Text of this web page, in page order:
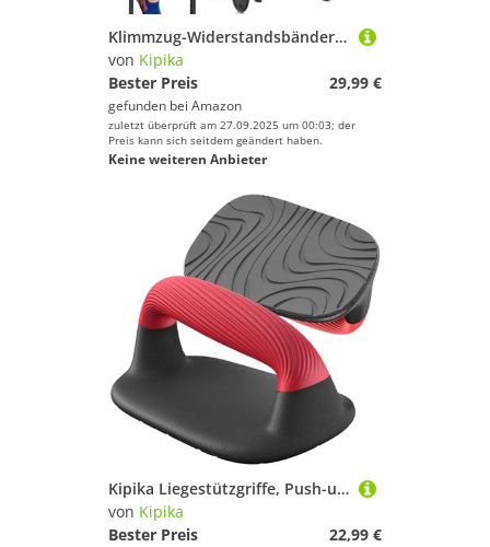
Klimmzug-Widerstandsbänder-Griffe, rutschfeste Gummi-Griffbefestigung für Klimmzugstangen, Langhanteln und Widerstandsbänder, robuste Stretch-Befestigungsgriffe für Heim-Fitness-Workouts, 2 Stück
von Kipika
Bester Preis
29,99 €
gefunden bei Amazon
zuletzt überprüft am 27.09.2025 um 00:03; der
Preis kann sich seitdem geändert haben.
Keine weiteren Anbieter
Kipika Liegestützgriffe, Push-up Handles, Push-up Bars aus Weichem Kunststoff, Anti-Rutsch-Polster an der Unterseite, Schwarz-Rot, 2 Stück
von Kipika
Bester Preis
22,99 €